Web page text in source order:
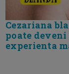
Cezariana
poate
experienta